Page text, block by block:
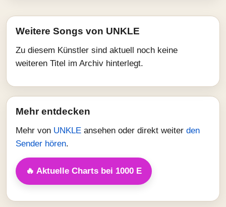
Weitere Songs von UNKLE
Zu diesem Künstler sind aktuell noch keine
weiteren Titel im Archiv hinterlegt.
Mehr entdecken
Mehr von UNKLE ansehen oder direkt weiter den
Sender hören.
🔥 Aktuelle Charts bei 1000 E